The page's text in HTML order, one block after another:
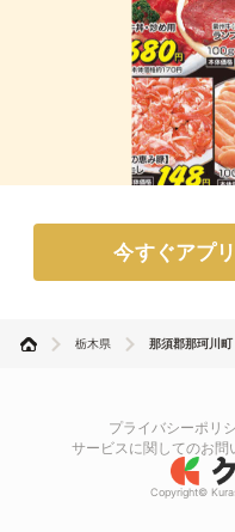
今すぐアプ
栃木県 那須郡那珂川町
プライバシーポリ
サービスに関してのお問
Copyright©